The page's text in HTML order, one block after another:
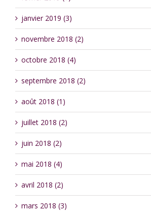
janvier 2019 (3)
novembre 2018 (2)
octobre 2018 (4)
septembre 2018 (2)
août 2018 (1)
juillet 2018 (2)
juin 2018 (2)
mai 2018 (4)
avril 2018 (2)
mars 2018 (3)